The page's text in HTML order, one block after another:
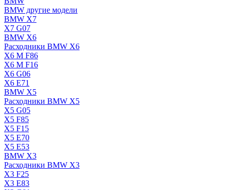
BMW другие модели
BMW X7
X7 G07
BMW X6
Расходники BMW X6
X6 M F86
X6 M F16
X6 G06
X6 E71
BMW X5
Расходники BMW X5
X5 G05
X5 F85
X5 F15
X5 E70
X5 E53
BMW X3
Расходники BMW X3
X3 F25
X3 E83